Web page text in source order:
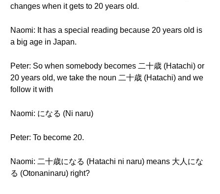
changes when it gets to 20 years old.
Naomi: It has a special reading because 20 years old is
a big age in Japan.
Peter: So when somebody becomes 二十歳 (Hatachi) or
20 years old, we take the noun 二十歳 (Hatachi) and we
follow it with
Naomi: になる (Ni naru)
Peter: To become 20.
Naomi: 二十歳になる (Hatachi ni naru) means 大人にな
る (Otonaninaru) right?